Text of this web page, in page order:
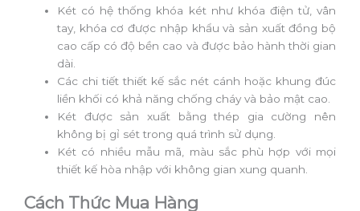
Két có hệ thống khóa két như khóa điện tử, vân
tay, khóa cơ được nhập khẩu và sản xuất đồng bộ
cao cấp có độ bền cao và được bảo hành thời gian
dài.
Các chi tiết thiết kế sắc nét cánh hoặc khung đúc
liền khối có khả năng chống cháy và bảo mật cao.
Két được sản xuất bằng thép gia cường nên
không bị gỉ sét trong quá trình sử dụng.
Két có nhiều mẫu mã, màu sắc phù hợp với mọi
thiết kế hòa nhập với không gian xung quanh.
Cách Thức Mua Hàng